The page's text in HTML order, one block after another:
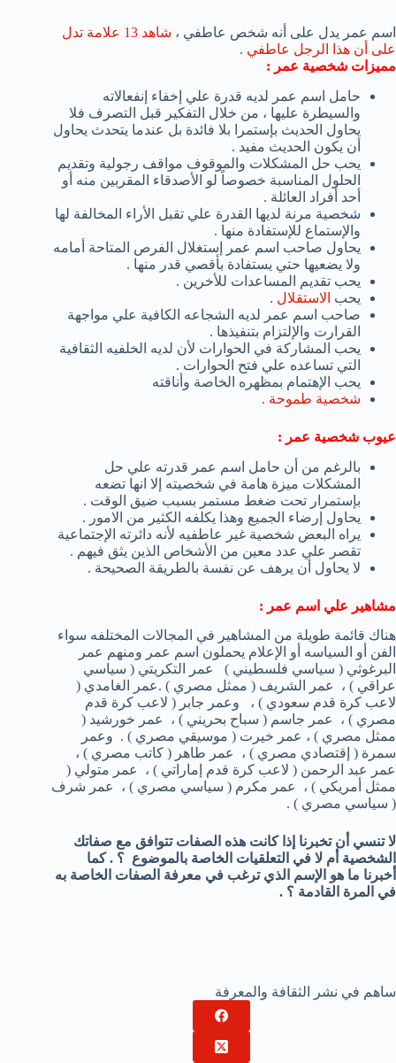
اسم عمر يدل على أنه شخص عاطفي ،
شاهد 13 علامة تدل
على أن هذا الرجل عاطفي .
مميزات شخصية عمر :
حامل اسم عمر لديه قدرة علي إخفاء إنفعالاته
والسيطرة عليها ، من خلال التفكير قبل التصرف فلا
يحاول الحديث بإستمرا بلا فائدة بل عندما يتحدث يحاول
أن يكون الحديث مفيد .
يحب حل المشكلات والموقوف مواقف رجولية وتقديم
الحلول المناسبة خصوصاً لو الأصدقاء المقربين منه أو
أحد أفراد العائلة .
شخصية مرنة لديها القدرة علي تقبل الأراء المخالفة لها
والإستماع للإستفادة منها .
يحاول صاحب اسم عمر إستغلال الفرص المتاحة أمامه
ولا يضعيها حتي يستفادة بأقصي قدر منها .
يحب تقديم المساعدات للأخرين .
يحب الاستقلال .
صاحب اسم عمر لديه الشجاعه الكافية علي مواجهة
القرارت والإلتزام بتنفيذها .
يحب المشاركة في الحوارات لأن لديه الخلفيه الثقافية
التي تساعده علي فتح الحوارات .
يحب الإهتمام بمظهره الخاصة وأناقته
شخصية طموحة .
عيوب شخصية عمر :
بالرغم من أن حامل اسم عمر قدرته علي حل
المشكلات ميزة هامة في شخصيته إلا انها تضعه
بإستمرار تحت ضغط مستمر بسبب ضيق الوقت .
يحاول إرضاء الجميع وهذا يكلفه الكثير من الامور .
يراه البعض شخصية غير عاطفيه لأنه دائرته الإجتماعية
تقصر علي عدد معين من الأشخاص الذين يثق فيهم .
لا يحاول أن يرهف عن نفسة بالطريقة الصحيحة .
مشاهير علي اسم عمر :
هناك قائمة طويلة من المشاهير في المجالات المختلفه سواء
الفن أو السياسه أو الإعلام يحملون اسم عمر ومنهم عمر
البرغوثي ( سياسي فلسطيني ) عمر التكريتي ( سياسي
عراقي ) ، عمر الشريف ( ممثل مصري ) .عمر الغامدي (
لاعب كرة قدم سعودي ) ، وعمر جابر ( لاعب كرة قدم
مصري ) ، عمر جاسم ( سباح بحريني ) ، عمر خورشيد (
ممثل مصري ) ، عمر خيرت ( موسيقي مصري ) . وعمر
سمرة ( إقتصادي مصري ) ، عمر طاهر ( كاتب مصري ) ،
عمر عبد الرحمن ( لاعب كرة قدم إماراتي ) ، عمر متولي (
ممثل أمريكي ) ، عمر مكرم ( سياسي مصري ) ، عمر شرف
( سياسي مصري ) .
لا تنسي أن تخبرنا إذا كانت هذه الصفات تتوافق مع صفاتك
الشخصية أم لا في التعلقيات الخاصة بالموضوع ؟ . كما
أخبرنا ما هو الإسم الذي ترغب في معرفة الصفات الخاصة به
في المرة القادمة ؟ .
ساهم في نشر الثقافة والمعرفة